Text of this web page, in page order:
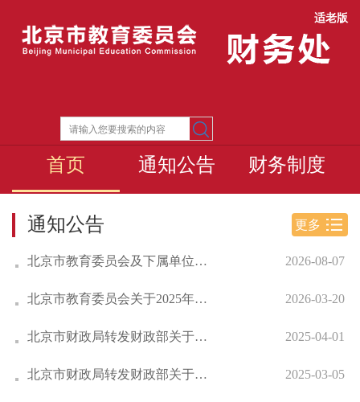
适老版
首页 通知公告 财务制度
通知公告 更多
北京市教育委员会及下属单位综合性涉企收费目... 2026-08-07
北京市教育委员会关于2025年度逾期尚未支付中... 2026-03-20
北京市财政局转发财政部关于做好2025年国有企... 2025-04-01
北京市财政局转发财政部关于全国会计人员统一... 2025-03-05